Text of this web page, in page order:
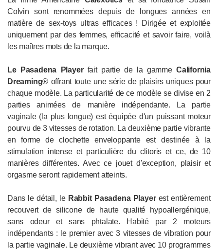
Colvin sont renommées depuis de longues années en
matière de sex-toys ultras efficaces ! Dirigée et exploitée
uniquement par des femmes, efficacité et savoir faire, voilà
les maîtres mots de la marque.
Le Pasadena Playerfait partie de la gamme California
Dreaming® offrant toute une série de plaisirs uniques pour
chaque modèle. La particularité de ce modèle se divise en 2
parties animées de manière indépendante. La partie
vaginale (la plus longue) est équipée d'un puissant moteur
pourvu de 3 vitesses de rotation. La deuxième partie vibrante
en forme de clochette enveloppante est destinée à la
stimulation intense et particulière du clitoris et ce, de 10
manières différentes. Avec ce jouet d'exception, plaisir et
orgasme seront rapidement atteints.
Dans le détail, le Rabbit Pasadena Playerest entièrement
recouvert de silicone de haute qualité hypoallergénique,
sans odeur et sans phtalate. Habité par 2 moteurs
indépendants : le premier avec 3 vitesses de vibration pour
la partie vaginale. Le deuxième vibrant avec 10 programmes